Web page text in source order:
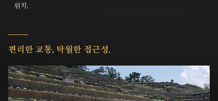
위치.
편리한 교통, 탁월한 접근성.